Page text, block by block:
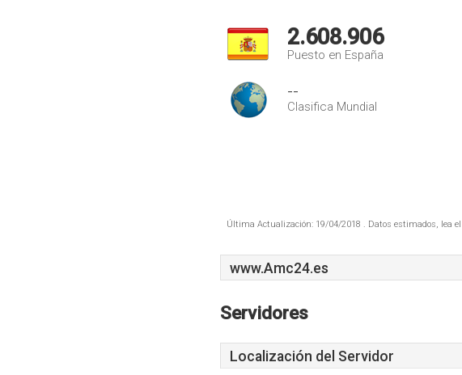
2.608.906
Puesto en España
--
Clasifica Mundial
Última Actualización: 19/04/2018 . Datos estimados, lea
www.Amc24.es
Servidores
Localización del Servidor